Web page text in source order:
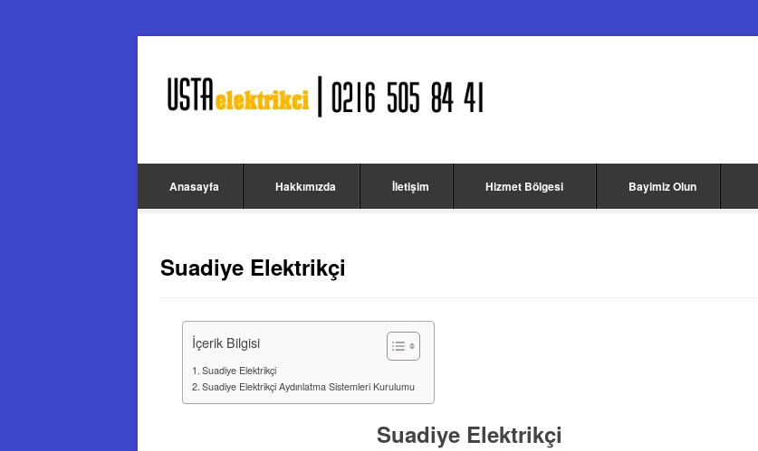
Anasayfa Hakkımızda İletişim Hizmet Bölgesi Bayimiz Olun
Suadiye Elektrikçi
İçerik Bilgisi
Suadiye Elektrikçi
Suadiye Elektrikçi Aydınlatma Sistemleri Kurulumu
Suadiye Elektrikçi